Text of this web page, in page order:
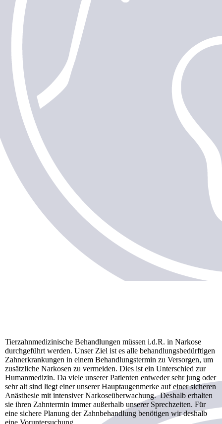
Tierzahnmedizinische Behandlungen müssen i.d.R. in Narkose
durchgeführt werden. Unser Ziel ist es alle behandlungsbedürftigen
Zahnerkrankungen in einem Behandlungstermin zu Versorgen, um
zusätzliche Narkosen zu vermeiden. Dies ist ein Unterschied zur
Humanmedizin. Da viele unserer Patienten entweder sehr jung oder
sehr alt sind liegt einer unserer Hauptaugenmerke auf einer sicheren
Anästhesie mit intensiver Narkoseüberwachung. Deshalb erhalten
sie ihren Zahntermin immer außerhalb unserer Sprechzeiten. Für
eine sichere Planung der Zahnbehandlung benötigen wir deshalb
eine Voruntersuchung.